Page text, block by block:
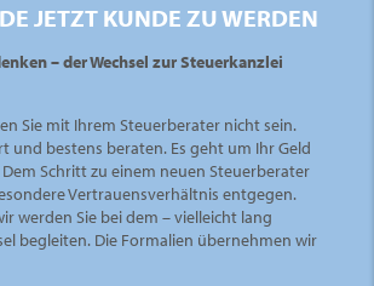
JETZT KUNDE ZU WERDEN
– der Wechsel zur Steuerkanzlei
Sie mit Ihrem Steuerberater nicht sein.
und bestens beraten. Es geht um Ihr Geld
Schritt zu einem neuen Steuerberater
Vertrauensverhältnis entgegen.
werden Sie bei dem – vielleicht lang
begleiten. Die Formalien übernehmen wir